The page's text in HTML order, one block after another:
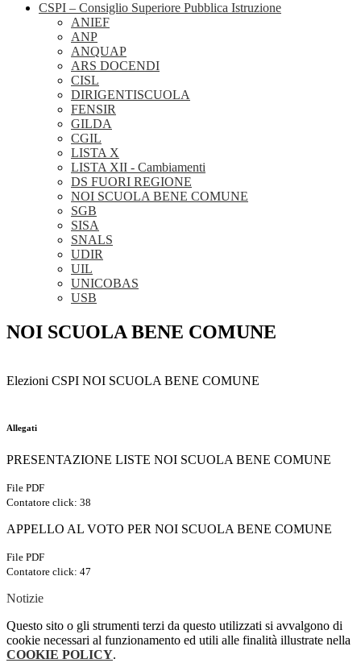
CSPI – Consiglio Superiore Pubblica Istruzione
ANIEF
ANP
ANQUAP
ARS DOCENDI
CISL
DIRIGENTISCUOLA
FENSIR
GILDA
CGIL
LISTA X
LISTA XII - Cambiamenti
DS FUORI REGIONE
NOI SCUOLA BENE COMUNE
SGB
SISA
SNALS
UDIR
UIL
UNICOBAS
USB
NOI SCUOLA BENE COMUNE
Elezioni CSPI NOI SCUOLA BENE COMUNE
Allegati
PRESENTAZIONE LISTE NOI SCUOLA BENE COMUNE
File PDF
Contatore click: 38
APPELLO AL VOTO PER NOI SCUOLA BENE COMUNE
File PDF
Contatore click: 47
Notizie
Questo sito o gli strumenti terzi da questo utilizzati si avvalgono di
cookie necessari al funzionamento ed utili alle finalità illustrate nella
COOKIE POLICY.